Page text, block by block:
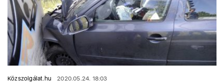
Közszolgálat.hu 2020.05.24. 18:03